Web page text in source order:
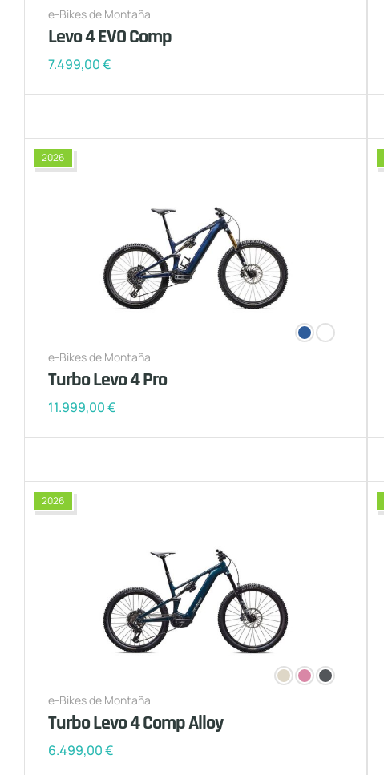
e-Bikes de Montaña
Levo 4 EVO Comp
7.499,00€
2026
e-Bikes de Montaña
Turbo Levo 4 Pro
11.999,00€
2026
e-Bikes de Montaña
Turbo Levo 4 Comp Alloy
6.499,00€